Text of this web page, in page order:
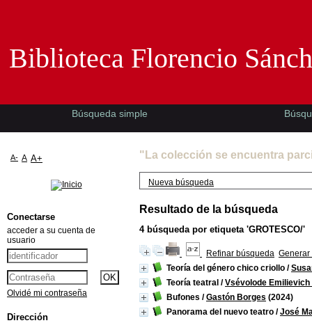
"La colección se encuentra
Nueva búsqueda
Resultado de la búsqueda
4búsqueda por etiqueta 'GROTESCO/'
Refinar búsqueda Generar
Teoría del género chico criollo /
Teoría teatral /Vsévolode Emilievich
Bufones /Gastón Borges (2024)
Panorama del nuevo teatro /José
Biblioteca Florencio
Búsqueda simple
A- A A+
Conectarse
acceder a su cuenta de
usuario
Olvidé mi contraseña
Dirección